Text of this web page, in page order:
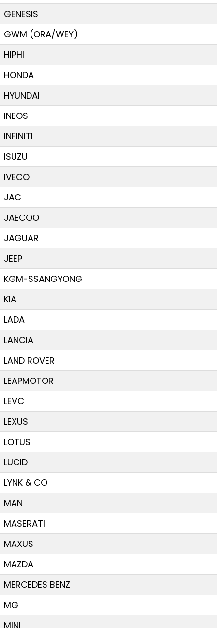
GENESIS
GWM (ORA/WEY)
HIPHI
HONDA
HYUNDAI
INEOS
INFINITI
ISUZU
IVECO
JAC
JAECOO
JAGUAR
JEEP
KGM-SSANGYONG
KIA
LADA
LANCIA
LAND ROVER
LEAPMOTOR
LEVC
LEXUS
LOTUS
LUCID
LYNK & CO
MAN
MASERATI
MAXUS
MAZDA
MERCEDES BENZ
MG
MINI